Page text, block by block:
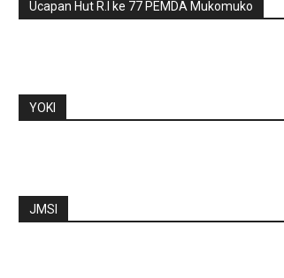
Ucapan Hut R.I ke 77 PEMDA Mukomuko
YOKI
JMSI